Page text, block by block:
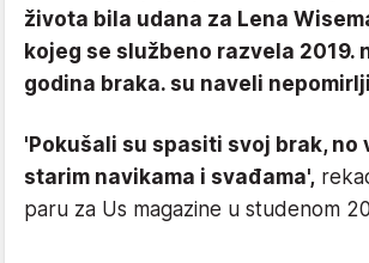
života bila udana za Lena
kojeg se službeno razvela 2019.
godina braka. su naveli
'Pokušali su spasiti svoj brak, no
starim navikama i svađama',
paru za Us magazine u studenom